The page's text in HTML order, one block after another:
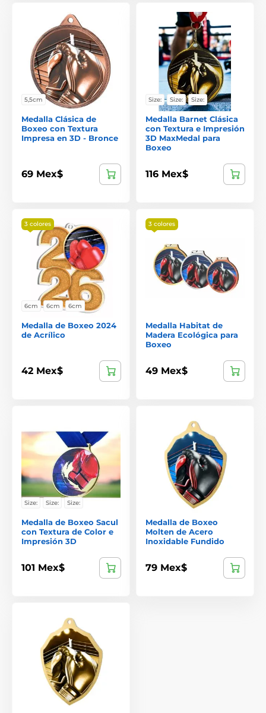
5,5cm
Medalla Clásica de
Boxeo con Textura
Impresa en 3D - Bronce
69 Mex$
Size: Size: Size:
Medalla Barnet Clásica
con Textura e Impresión
3D MaxMedal para
Boxeo
116 Mex$
3 colores
6cm 6cm 6cm
Medalla de Boxeo 2024
de Acrílico
42 Mex$
3 colores
Medalla Habitat de
Madera Ecológica para
Boxeo
49 Mex$
Size: Size: Size:
Medalla de Boxeo Sacul
con Textura de Color e
Impresión 3D
101 Mex$
Medalla de Boxeo
Molten de Acero
Inoxidable Fundido
79 Mex$